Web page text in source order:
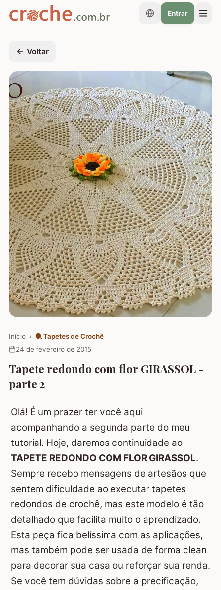
Entrar
Voltar
Início › 🧶 Tapetes de Crochê
24 de fevereiro de 2015
Tapete redondo com flor GIRASSOL -
parte 2
Olá! É um prazer ter você aqui
acompanhando a segunda parte do meu
tutorial. Hoje, daremos continuidade ao
TAPETE REDONDO COM FLOR GIRASSOL.
Sempre recebo mensagens de artesãos que
sentem dificuldade ao executar tapetes
redondos de crochê, mas este modelo é tão
detalhado que facilita muito o aprendizado.
Esta peça fica belíssima com as aplicações,
mas também pode ser usada de forma clean
para decorar sua casa ou reforçar sua renda.
Se você tem dúvidas sobre a precificação,